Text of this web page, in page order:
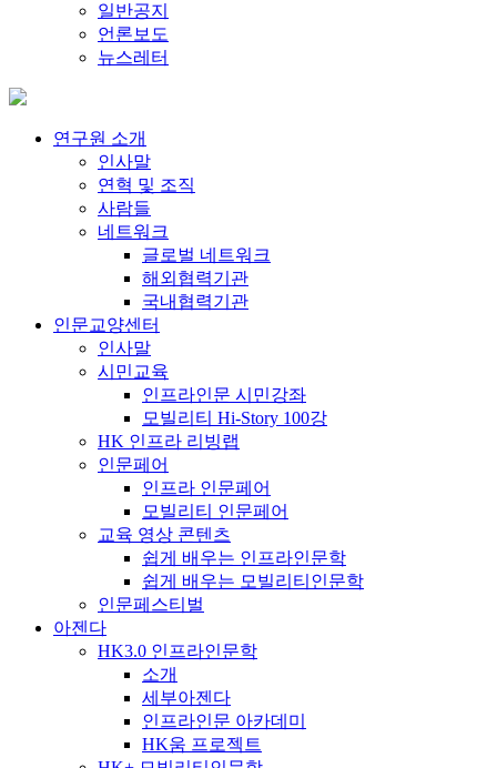
일반공지
언론보도
뉴스레터
연구원 소개
인사말
연혁 및 조직
사람들
네트워크
글로벌 네트워크
해외협력기관
국내협력기관
인문교양센터
인사말
시민교육
인프라인문 시민강좌
모빌리티 Hi-Story 100강
HK 인프라 리빙랩
인문페어
인프라 인문페어
모빌리티 인문페어
교육 영상 콘텐츠
쉽게 배우는 인프라인문학
쉽게 배우는 모빌리티인문학
인문페스티벌
아젠다
HK3.0 인프라인문학
소개
세부아젠다
인프라인문 아카데미
HK움 프로젝트